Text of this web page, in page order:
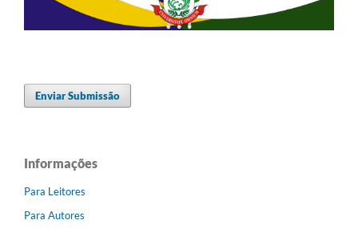
Enviar Submissão
Informações
Para Leitores
Para Autores